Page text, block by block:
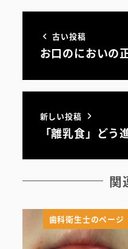
古い投稿
お口のにおいの
新しい投稿
「離乳食」どう
関
歯科衛生士のページ